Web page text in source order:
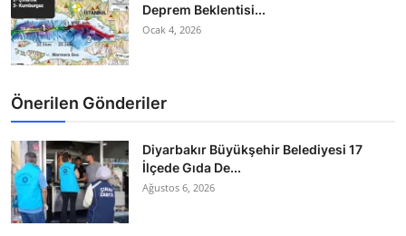
Deprem Beklentisi...
Ocak 4, 2026
Önerilen Gönderiler
Diyarbakır Büyükşehir Belediyesi 17
İlçede Gıda De...
Ağustos 6, 2026